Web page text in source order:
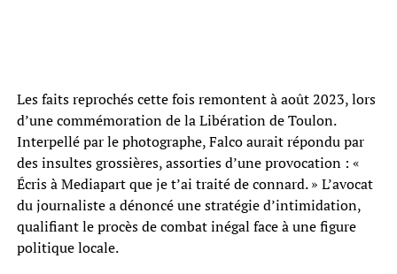
Les faits reprochés cette fois remontent à août 2023, lors
d’une commémoration de la Libération de Toulon.
Interpellé par le photographe, Falco aurait répondu par
des insultes grossières, assorties d’une provocation : «
Écris à Mediapart que je t’ai traité de connard. » L’avocat
du journaliste a dénoncé une stratégie d’intimidation,
qualifiant le procès de combat inégal face à une figure
politique locale.